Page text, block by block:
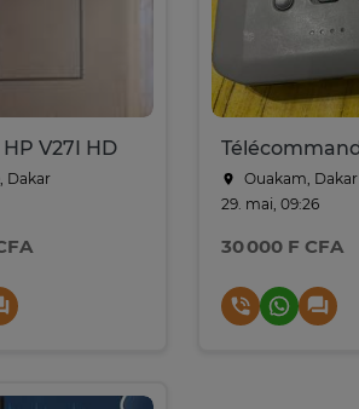
V27I HD
Dakar
Ouakam, Dakar
29. mai, 09:26
30 000 F CFA